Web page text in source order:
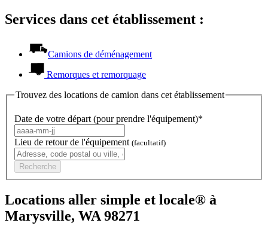
Services dans cet établissement :
Camions de déménagement
Remorques et remorquage
Trouvez des locations de camion dans cet établissement
Date de votre départ (pour prendre l'équipement)*
Lieu de retour de l'équipement (facultatif)
Recherche
Locations aller simple et locale® à
Marysville, WA 98271